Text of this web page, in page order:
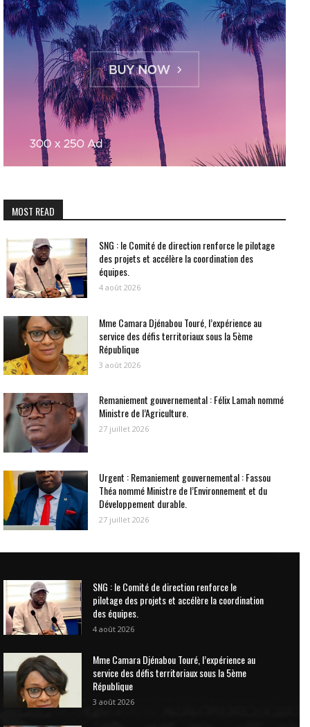
MOST READ
SNG : le Comité de direction renforce le pilotage
des projets et accélère la coordination des
équipes.
4 août 2026
Mme Camara Djénabou Touré, l’expérience au
service des défis territoriaux sous la 5ème
République
3 août 2026
Remaniement gouvernemental : Félix Lamah nommé
Ministre de l’Agriculture.
27 juillet 2026
Urgent : Remaniement gouvernemental : Fassou
Théa nommé Ministre de l’Environnement et du
Développement durable.
27 juillet 2026
SNG : le Comité de direction renforce le
pilotage des projets et accélère la coordination
des équipes.
4 août 2026
Mme Camara Djénabou Touré, l’expérience au
service des défis territoriaux sous la 5ème
République
3 août 2026